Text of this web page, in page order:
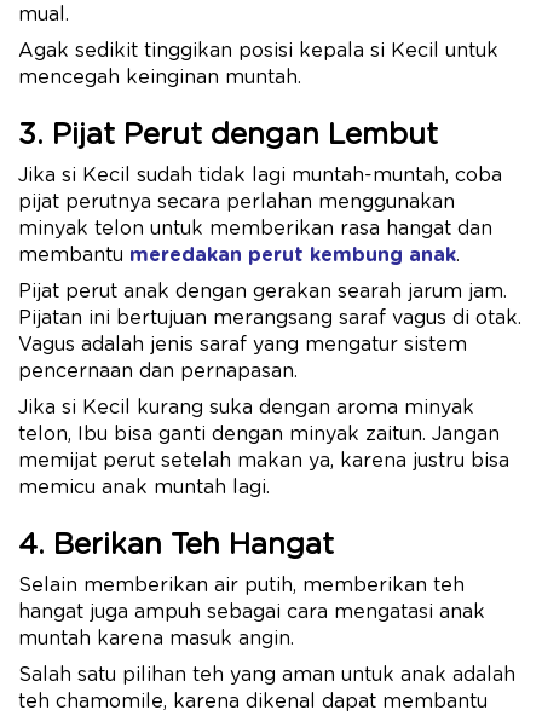
mual.
Agak sedikit tinggikan posisi kepala si Kecil untuk
mencegah keinginan muntah.
3. Pijat Perut dengan Lembut
Jika si Kecil sudah tidak lagi muntah-muntah, coba
pijat perutnya secara perlahan menggunakan
minyak telon untuk memberikan rasa hangat dan
membantu meredakan perut kembung anak.
Pijat perut anak dengan gerakan searah jarum jam.
Pijatan ini bertujuan merangsang saraf vagus di otak.
Vagus adalah jenis saraf yang mengatur sistem
pencernaan dan pernapasan.
Jika si Kecil kurang suka dengan aroma minyak
telon, Ibu bisa ganti dengan minyak zaitun. Jangan
memijat perut setelah makan ya, karena justru bisa
memicu anak muntah lagi.
4. Berikan Teh Hangat
Selain memberikan air putih, memberikan teh
hangat juga ampuh sebagai cara mengatasi anak
muntah karena masuk angin.
Salah satu pilihan teh yang aman untuk anak adalah
teh chamomile, karena dikenal dapat membantu